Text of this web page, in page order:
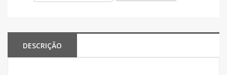
DESCRIÇÃO